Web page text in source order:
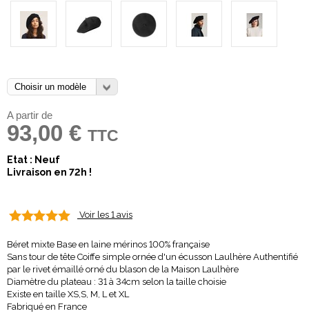
A partir de
93,00 € TTC
Etat : Neuf
Livraison en 72h !
Voir les 1 avis
Béret mixte Base en laine mérinos 100% française
Sans tour de tête Coiffe simple ornée d'un écusson Laulhère Authentifié
par le rivet émaillé orné du blason de la Maison Laulhère
Diamètre du plateau : 31 à 34cm selon la taille choisie
Existe en taille XS,S, M, L et XL
Fabriqué en France